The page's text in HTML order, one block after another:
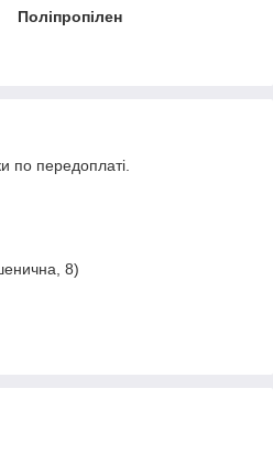
Поліпропілен
по передоплаті.
8)